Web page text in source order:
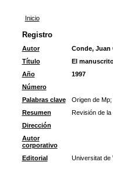
Inicio
Registro
Autor
Conde, Juan
Título
El
Año
1997
Número
Palabras clave
Origen de Mp;
Resumen
Revisión de la
Dirección
Autor
corporativo
Editorial
Universitat de